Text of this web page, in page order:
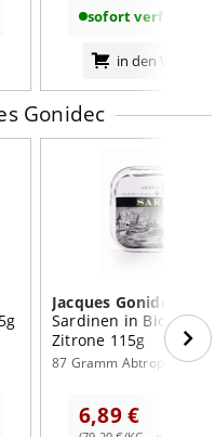
aufbewahren und
je 100g
211kcal
0,5g
0,5g
sofort verfügbar
in den
Gonidec
Jacques Gonidec
Sardinen in Bio-
Zitrone 115g
87 Gramm
6,89 €